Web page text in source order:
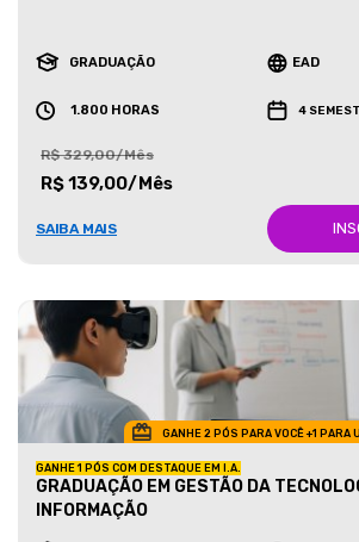
GRADUAÇÃO EAD
1.800 HORAS 4
R$ 329,00/Mês
R$ 139,00/Mês
SAIBA MAIS
GANHE 2 PÓS PARA VOCÊ +1 PARA
GANHE 1 PÓS COM DESTAQUE EM I.A.
GRADUAÇÃO EM GESTÃO DA
INFORMAÇÃO